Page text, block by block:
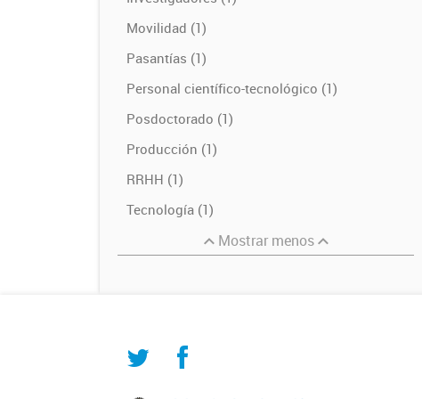
Movilidad (1)
Pasantías (1)
Personal científico-tecnológico (1)
Posdoctorado (1)
Producción (1)
RRHH (1)
Tecnología (1)
Mostrar menos